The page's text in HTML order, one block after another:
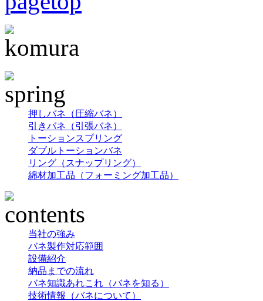
押しバネ（圧縮バネ）
引きバネ（引張バネ）
トーションスプリング
ダブルトーションバネ
リング（スナップリング）
綿材加工品（フォーミング加工品）
当社の強み
バネ製作対応範囲
設備紹介
納品までの流れ
バネ知識あれこれ（バネを知る）
技術情報（バネについて）